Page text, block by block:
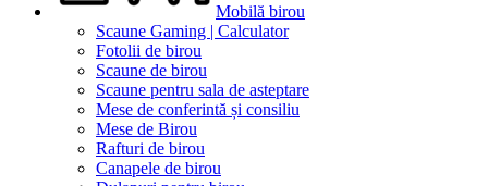
Mobilă birou
Scaune Gaming | Calculator
Fotolii de birou
Scaune de birou
Scaune pentru sala de asteptare
Mese de conferintă și consiliu
Mese de Birou
Rafturi de birou
Canapele de birou